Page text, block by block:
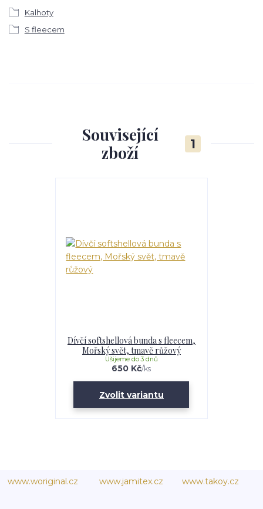
Kalhoty
S fleecem
Související
zboží
1
Dívčí softshellová bunda s fleecem,
Mořský svět, tmavě růžový
650 Kč/ks
Ušijeme do 3 dnů
Zvolit variantu
www.woriginal.cz www.jamitex.cz www.takoy.cz